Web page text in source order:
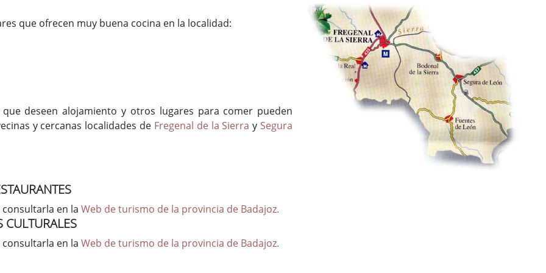
que ofrecen muy buena cocina en la localidad:
deseen alojamiento y otros lugares para comer pueden
y cercanas localidades de Fregenal de la Sierra y Segura
consultarla en laWeb de turismo de la provincia de Badajoz.
CULTURALES
consultarla en laWeb de turismo de la provincia de Badajoz.